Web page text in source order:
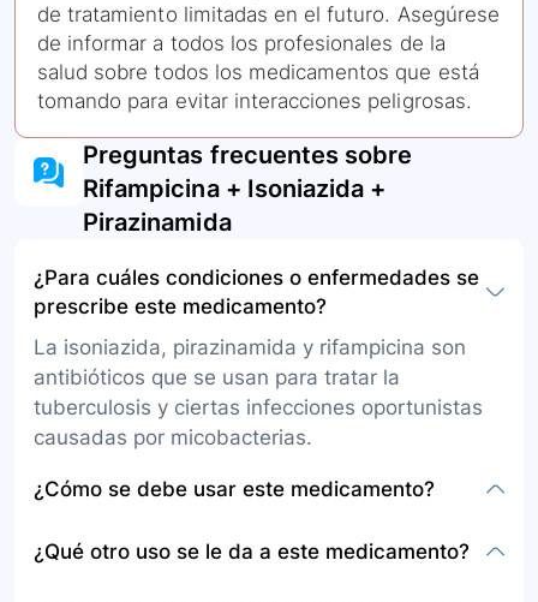
de tratamiento limitadas en el futuro. Asegúrese
de informar a todos los profesionales de la
salud sobre todos los medicamentos que está
tomando para evitar interacciones peligrosas.
Preguntas frecuentes sobre
Rifampicina + Isoniazida +
Pirazinamida
¿Para cuáles condiciones o enfermedades se
prescribe este medicamento?
La isoniazida, pirazinamida y rifampicina son
antibióticos que se usan para tratar la
tuberculosis y ciertas infecciones oportunistas
causadas por micobacterias.
¿Cómo se debe usar este medicamento?
el estómago vacío, 1 hora antes o 2 horas
¿Qué otro uso se le da a este medicamento?